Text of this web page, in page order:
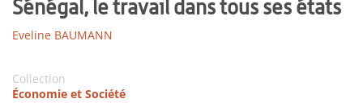
Sénégal, le travail dans tous ses états
Eveline BAUMANN
Collection
Économie et Société